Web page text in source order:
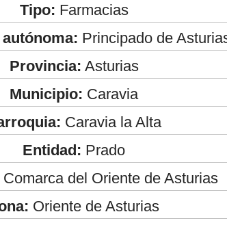
Tipo: Farmacias
Principado de
Provincia: Asturias
Municipio: Caravia
Caravia la Alta
Entidad: Prado
Comarca del Oriente de Asturias
Oriente de Asturias